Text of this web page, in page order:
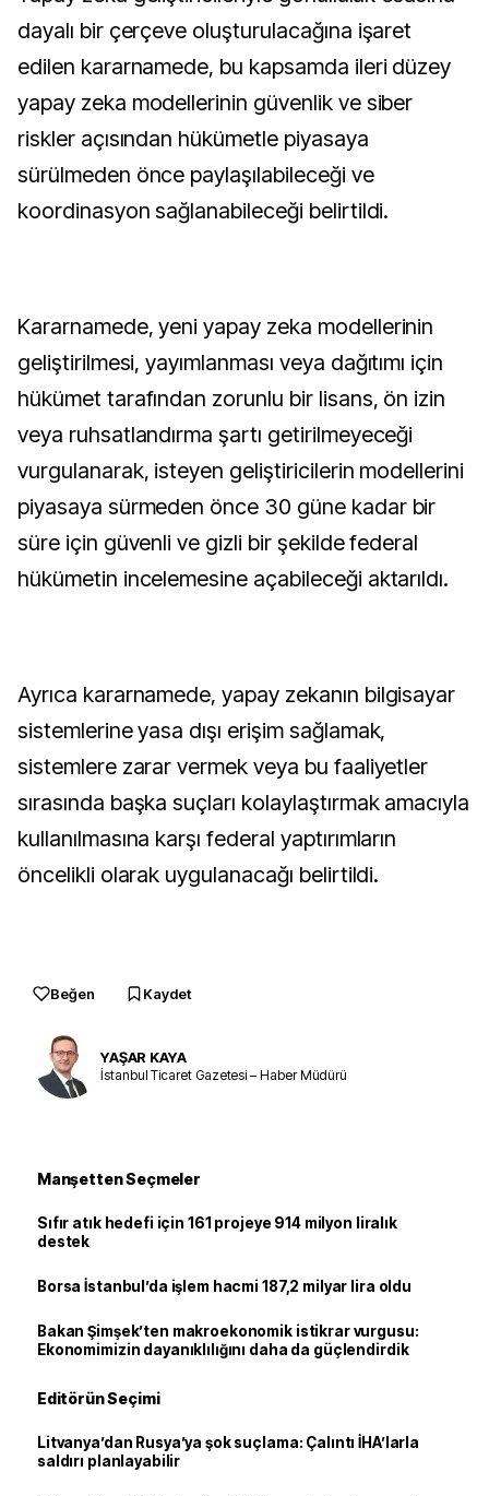
dayalı bir çerçeve oluşturulacağına işaret
edilen kararnamede, bu kapsamda ileri düzey
yapay zeka modellerinin güvenlik ve siber
riskler açısından hükümetle piyasaya
sürülmeden önce paylaşılabileceği ve
koordinasyon sağlanabileceği belirtildi.
Kararnamede, yeni yapay zeka modellerinin
geliştirilmesi, yayımlanması veya dağıtımı için
hükümet tarafından zorunlu bir lisans, ön izin
veya ruhsatlandırma şartı getirilmeyeceği
vurgulanarak, isteyen geliştiricilerin modellerini
piyasaya sürmeden önce 30 güne kadar bir
süre için güvenli ve gizli bir şekilde federal
hükümetin incelemesine açabileceği aktarıldı.
Ayrıca kararnamede, yapay zekanın bilgisayar
sistemlerine yasa dışı erişim sağlamak,
sistemlere zarar vermek veya bu faaliyetler
sırasında başka suçları kolaylaştırmak amacıyla
kullanılmasına karşı federal yaptırımların
öncelikli olarak uygulanacağı belirtildi.
Beğen Kaydet
YAŞAR KAYA
İstanbul Ticaret Gazetesi – Haber Müdürü
Manşetten Seçmeler
Sıfır atık hedefi için 161 projeye 914 milyon liralık
destek
Borsa İstanbul’da işlem hacmi 187,2 milyar lira oldu
Bakan Şimşek’ten makroekonomik istikrar vurgusu:
Ekonomimizin dayanıklılığını daha da güçlendirdik
Editörün Seçimi
Litvanya’dan Rusya’ya şok suçlama: Çalıntı İHA’larla
saldırı planlayabilir